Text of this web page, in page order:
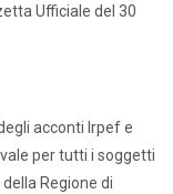
Ufficiale del 30
acconti Irpef e
per tutti i soggetti
Regione di